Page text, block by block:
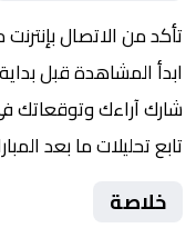
تأكد من الاتصال
ابدأ المشاهدة قبل بداية
شارك آراءك وتوقعاتك
تابع تحليلات ما بعد
خلاصة